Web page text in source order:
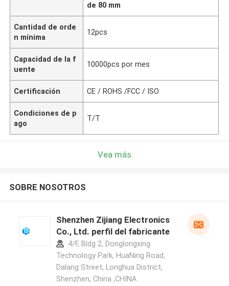
de 80 mm
Cantidad de orde
n mínima
12pcs
Capacidad de la f
uente
10000pcs por mes
Certificación CE / ROHS /FCC / ISO
Condiciones de p
ago
T/T
Vea más
SOBRE NOSOTROS
Shenzhen Zijiang Electronics
Co., Ltd. perfil del fabricante
4/F, Bldg 2, Donglongxing
Technology Park, HuaNing Road,
Dalang Street, Longhua District,
Shenzhen, China ,CHINA